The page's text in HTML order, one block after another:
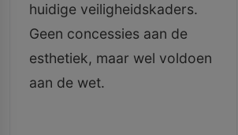
huidige veiligheidskaders.
Geen concessies aan de
esthetiek, maar wel voldoen
aan de wet.